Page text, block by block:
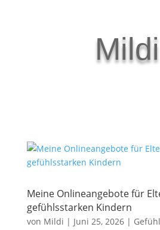
Meine Onlineangebote für
gefühlsstarken Kindern
von Mildi | Juni 25, 2026|